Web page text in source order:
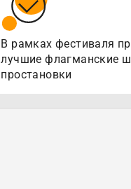
В рамках фестиваля
лучшие флагманские
простановки